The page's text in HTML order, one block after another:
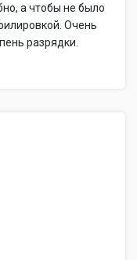
а чтобы не было
Очень
разрядки.